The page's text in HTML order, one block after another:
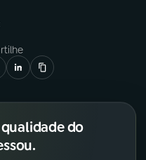
do